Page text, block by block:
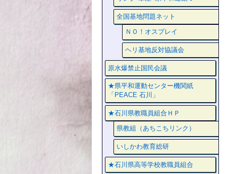
全国基地問題ネット
ＮＯ！オスプレイ
ヘリ基地反対協議会
原水爆禁止国民会議
★県平和運動センター機関紙
「PEACE 石川」
★石川県教職員組合ＨＰ
県教組（あちこちリンク）
いしかわ教育総研
★石川県高等学校教職員組合